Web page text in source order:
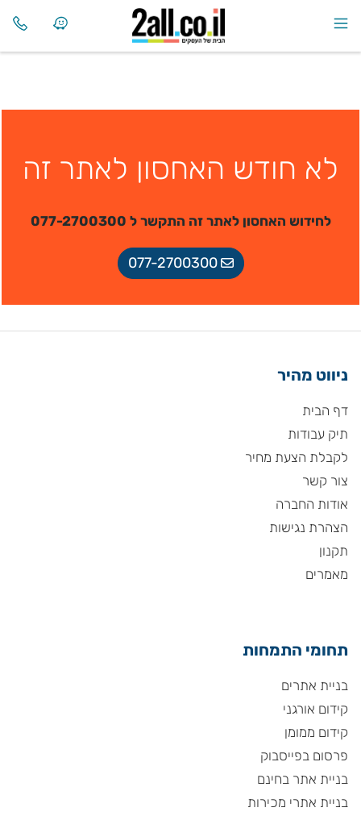
לא חודש האחסון לאתר זה
לחידוש האחסון לאתר זה התקשר ל 077-2700300
077-2700300
ניווט מהיר
דף הבית
תיק עבודות
לקבלת הצעת מחיר
צור קשר
אודות החברה
הצהרת נגישות
תקנון
מאמרים
תחומי התמחות
בניית אתרים
קידום אורגני
קידום ממומן
פרסום בפייסבוק
בניית אתר בחינם
בניית אתרי מכירות